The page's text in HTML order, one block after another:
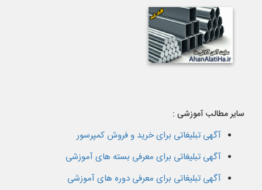
سایر مطالب آموزشی :
آگهی تبلیغاتی برای خرید و فروش کمپرسور
آگهی تبلیغاتی برای معرفی بسته های آموزشی
آگهی تبلیغاتی برای معرفی دوره های آموزشی